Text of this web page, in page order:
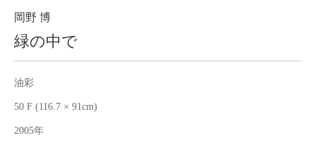
Contact
Purchase assessment
岡野 博
緑の中で
油彩
50 F (116.7 × 91cm)
2005年